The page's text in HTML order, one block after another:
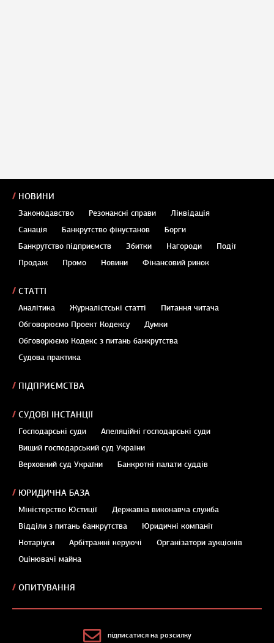
НОВИНИ
Законодавство Резонансні справи
Ліквідація
Санація
Банкрутство фінустанов
Борги
Банкрутство підприємств
Збитки Нагороди
Події
Продаж
Промо Новини Фінансовий ринок
СТАТТІ
Аналітика Журналістські статті
Питання читача
Обговорюємо Проект Кодексу
Думки
Обговорюємо Кодекс з питань банкрутства
Судова практика
ПІДПРИЄМСТВА
СУДОВІ ІНСТАНЦІЇ
Господарські суди
Апеляційні господарські суди
Вищий господарський суд України
Верховний суд України
Банкротні палати суддів
ЮРИДИЧНА БАЗА
Міністерство Юстиції
Державна виконавча служба
Відділи з питань банкрутства
Юридичні компанії
Нотаріуси
Арбітражні керуючі
Організатори аукціонів
Оцінювачі майна
ОПИТУВАННЯ
підписатися на розсилку